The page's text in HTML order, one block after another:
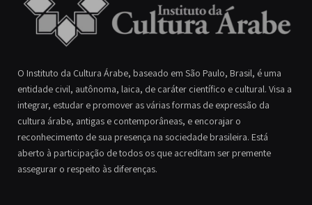
O Instituto da Cultura Árabe, baseado em São Paulo, Brasil, é uma
entidade civil, autônoma, laica, de caráter científico e cultural. Visa a
integrar, estudar e promover as várias formas de expressão da
cultura árabe, antigas e contemporâneas, e encorajar o
reconhecimento de sua presença na sociedade brasileira. Está
aberto à participação de todos os que acreditam ser premente
assegurar o respeito às diferenças.